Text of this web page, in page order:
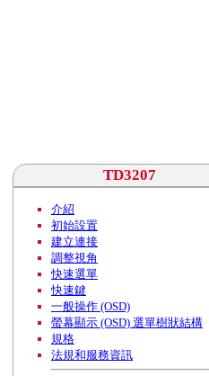
TD3207
介紹
初始設置
建立連接
調整視角
快速選單
快速鍵
一般操作 (OSD)
螢幕顯示 (OSD) 選單樹狀結構
規格
法規和服務資訊